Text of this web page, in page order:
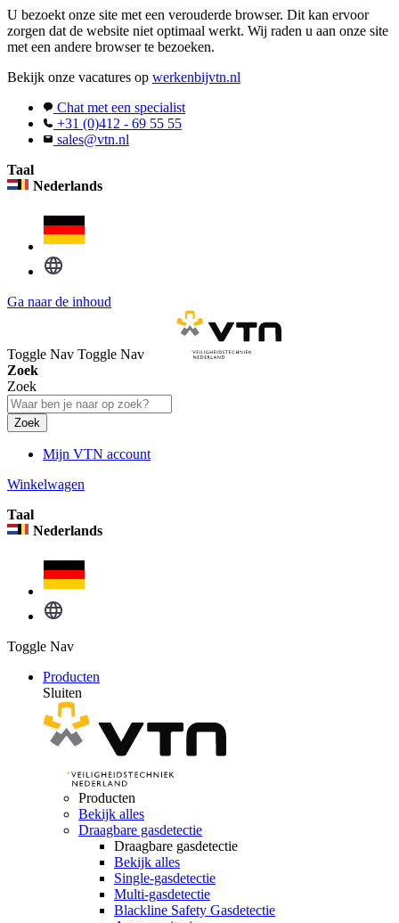
U bezoekt onze site met een verouderde browser. Dit kan ervoor
zorgen dat de website niet optimaal werkt. Wij raden u aan onze site
met een andere browser te bezoeken.
Bekijk onze vacatures op werkenbijvtn.nl
Chat met een specialist
+31 (0)412 - 69 55 55
sales@vtn.nl
Taal
Nederlands
Ga naar de inhoud
Toggle Nav Toggle Nav
Zoek
Zoek
Zoek
Mijn VTN account
Winkelwagen
Taal
Nederlands
Toggle Nav
Producten
Sluiten
Producten
Bekijk alles
Draagbare gasdetectie
Draagbare gasdetectie
Bekijk alles
Single-gasdetectie
Multi-gasdetectie
Blackline Safety Gasdetectie